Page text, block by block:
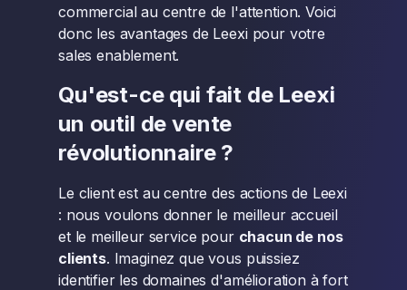
commercial au centre de l'attention. Voici
donc les avantages de Leexi pour votre
sales enablement.
Qu'est-ce qui fait de Leexi
un outil de vente
révolutionnaire ?
Le client est au centre des actions de Leexi
: nous voulons donner le meilleur accueil
et le meilleur service pour chacun de nos
clients. Imaginez que vous puissiez
identifier les domaines d'amélioration à fort